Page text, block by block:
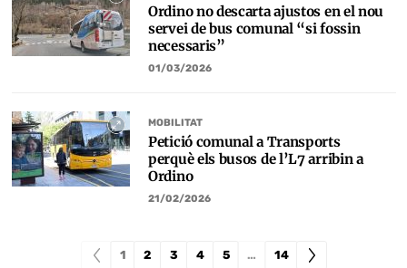
Ordino no descarta ajustos en el nou
servei de bus comunal “si fossin
necessaris”
01/03/2026
MOBILITAT
Petició comunal a Transports
perquè els busos de l’L7 arribin a
Ordino
21/02/2026
1 2 3 4 5 … 14